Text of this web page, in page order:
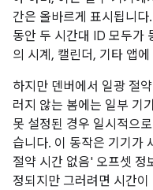
간은 올바르게 표시됩니
동안 두 시간대 ID 모두가
의 시계, 캘린더, 기타 앱
하지만 덴버에서 일광 절
러지 않는 봄에는 일부 기
못 설정된 경우 일시적으
습니다. 이 동작은 기기가
절약 시간 없음' 오프셋 정
정되지만 그러려면 시간